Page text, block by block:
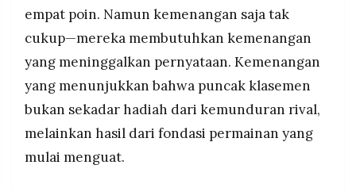
empat poin. Namun kemenangan saja tak
cukup—mereka membutuhkan kemenangan
yang meninggalkan pernyataan. Kemenangan
yang menunjukkan bahwa puncak klasemen
bukan sekadar hadiah dari kemunduran rival,
melainkan hasil dari fondasi permainan yang
mulai menguat.